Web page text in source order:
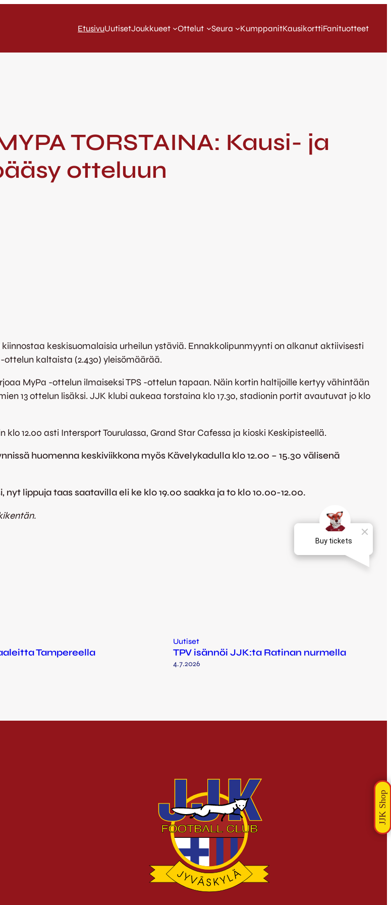
EtusivuUutisetJoukkueet Ottelut Seura KumppanitKausikorttiFanituotteet
TORSTAINA: Kausi- ja
otteluun
keskisuomalaisia urheilun ystäviä. Ennakkolipunmyynti on alkanut aktiivisesti
kaltaista (2.430) yleisömäärää.
MyPa -ottelun ilmaiseksi TPS -ottelun tapaan. Näin kortin haltijoille kertyy vähintään
13 ottelun lisäksi. JJK klubi aukeaa torstaina klo 17.30, stadionin portit avautuvat jo klo
12.00 asti Intersport Tourulassa, Grand Star Cafessa ja kioski Keskipisteellä.
huomenna keskiviikkona myös Kävelykadulla klo 12.00 – 15.30 välisenä
lippuja taas saatavilla eli ke klo 19.00 saakka ja to klo 10.00-12.00.
Tampereella
Uutiset
TPV isännöi JJK:ta Ratinan nurmella
4.7.2026